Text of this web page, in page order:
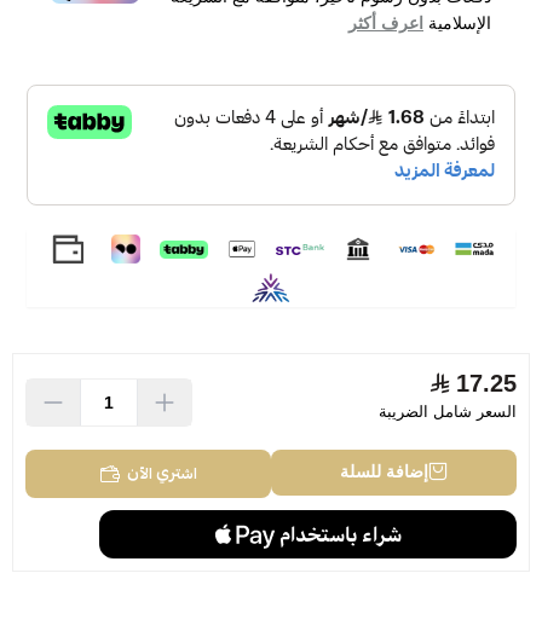
الإسلامية اعرف أكثر
17.25
السعر شامل الضريبة
إضافة للسلة اشتري الآن